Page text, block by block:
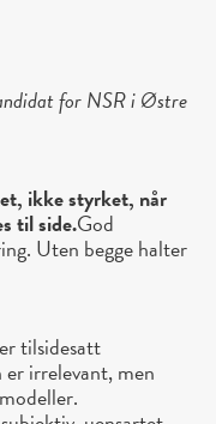
for NSR i Østre
ikke styrket, når
til side.God
Uten begge halter
tilsidesatt
irrelevant, men